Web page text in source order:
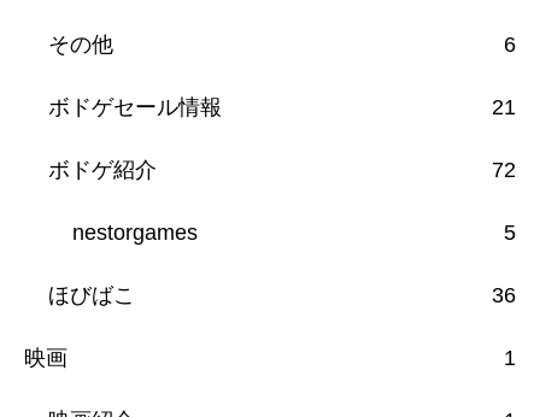
その他 6
ボドゲセール情報 21
ボドゲ紹介 72
nestorgames 5
ほびばこ 36
映画 1